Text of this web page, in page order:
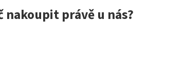
nakoupit právě u nás?